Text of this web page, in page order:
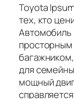
Toyota
тех, кто
Автомобиль
для
мощный